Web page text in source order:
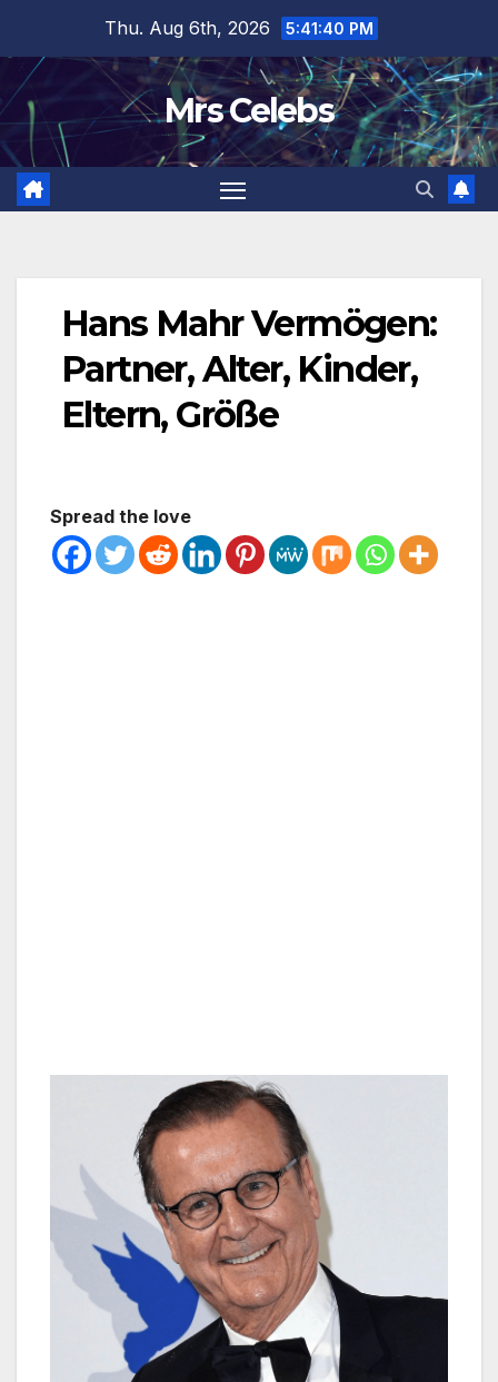
content
Thu. Aug 6th, 2026 5:41:41 PM
Mrs Celebs
Hans Mahr Vermögen:
Partner, Alter, Kinder,
Eltern, Größe
Spread the love